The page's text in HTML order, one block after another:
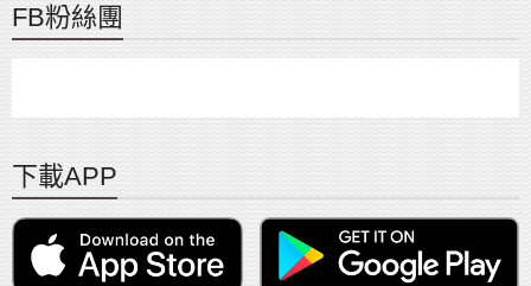
FB粉絲團
下載APP